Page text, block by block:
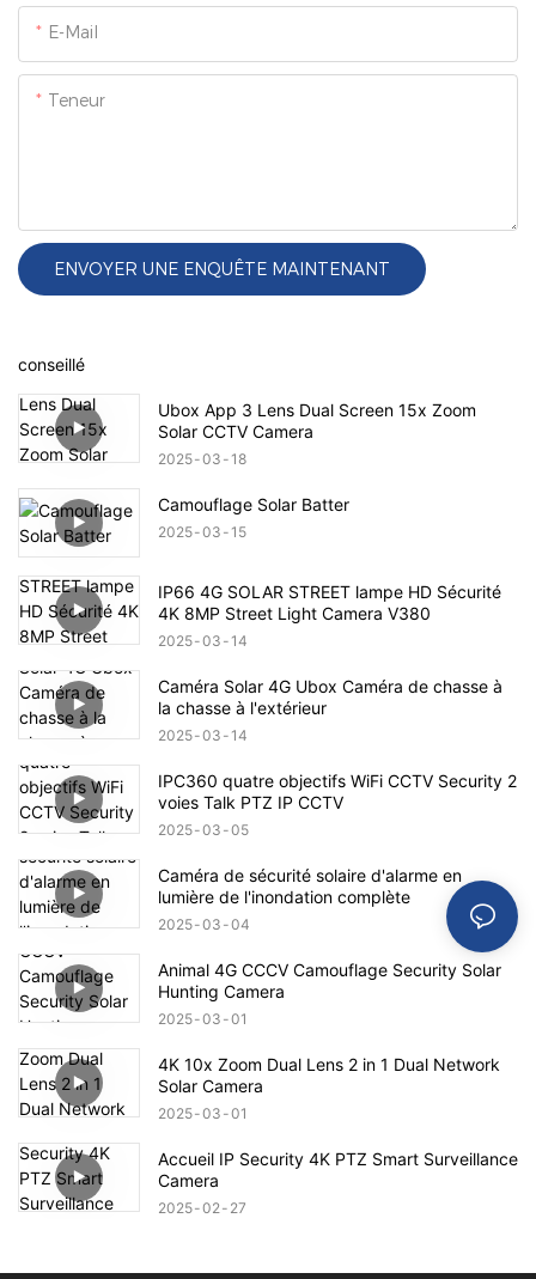
E-Mail
Teneur
ENVOYER UNE ENQUÊTE MAINTENANT
conseillé
Ubox App 3 Lens Dual Screen 15x Zoom
Solar CCTV Camera
2025 03 18
Camouflage Solar Batter
2025 03 15
IP66 4G SOLAR STREET lampe HD Sécurité
4K 8MP Street Light Camera V380
2025 03 14
Caméra Solar 4G Ubox Caméra de chasse à
la chasse à l'extérieur
2025 03 14
IPC360 quatre objectifs WiFi CCTV Security 2
voies Talk PTZ IP CCTV
2025 03 05
Caméra de sécurité solaire d'alarme en
lumière de l'inondation complète
2025 03 04
Animal 4G CCCV Camouflage Security Solar
Hunting Camera
2025 03 01
4K 10x Zoom Dual Lens 2 in 1 Dual Network
Solar Camera
2025 03 01
Accueil IP Security 4K PTZ Smart Surveillance
Camera
2025 02 27